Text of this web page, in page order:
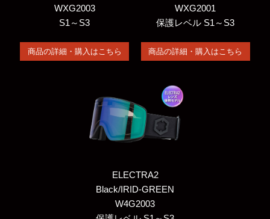
WXG2003
S1～S3
商品の詳細・購入はこちら
WXG2001
保護レベル S1～S3
商品の詳細・購入はこちら
ELECTRA2
Black/IRID-GREEN
W4G2003